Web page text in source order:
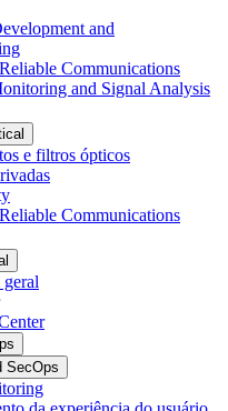
and
Communications
and Signal Analysis
e filtros ópticos
Communications
SecOps